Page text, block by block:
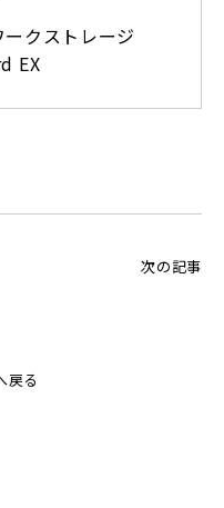
クストレージ
EX
次の記事
戻る